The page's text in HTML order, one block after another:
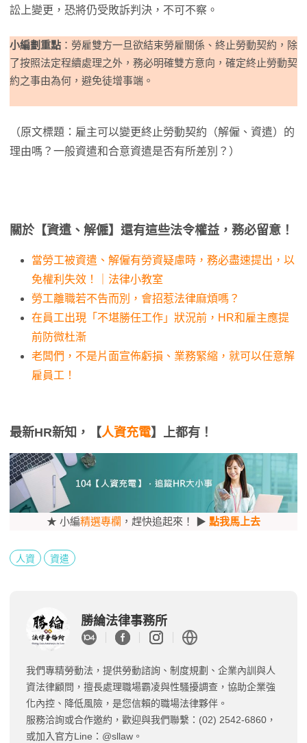
訟上變更，恐將仍受敗訴判決，不可不察。
小編劃重點 ：勞雇雙方一旦欲結束勞雇關係、終止勞動契約，除
了按照法定程續處理之外，務必明確雙方意向，確定終止勞動契
約之事由為何，避免徒增事端。
（原文標題：雇主可以變更終止勞動契約（解僱、資遣）的
理由嗎？一般資遣和合意資遣是否有所差別？）
關於【資遣、解僱】還有這些法令權益，務必留意！
當勞工被資遣、解僱有勞資疑慮時，務必盡速提出，以
免權利失效！｜法律小教室
勞工離職若不告而別，會招惹法律麻煩嗎？
在員工出現「不堪勝任工作」狀況前，HR和雇主應提
前防微杜漸
老闆們，不是片面宣佈虧損、業務緊縮，就可以任意解
雇員工！
最新HR新知，【人資充電】上都有！
★ 小編精選專欄 ，趕快追起來！ ▶ 點我馬上去
人資 資遣
勝綸法律事務所
我們專精勞動法，提供勞動諮詢、制度規劃、企業內訓與人
資法律顧問，擅長處理職場霸凌與性騷擾調查，協助企業強
化內控、降低風險，是您信賴的職場法律夥伴。
服務洽詢或合作邀約，歡迎與我們聯繫：(02) 2542-6860，
或加入官方Line：@sllaw。